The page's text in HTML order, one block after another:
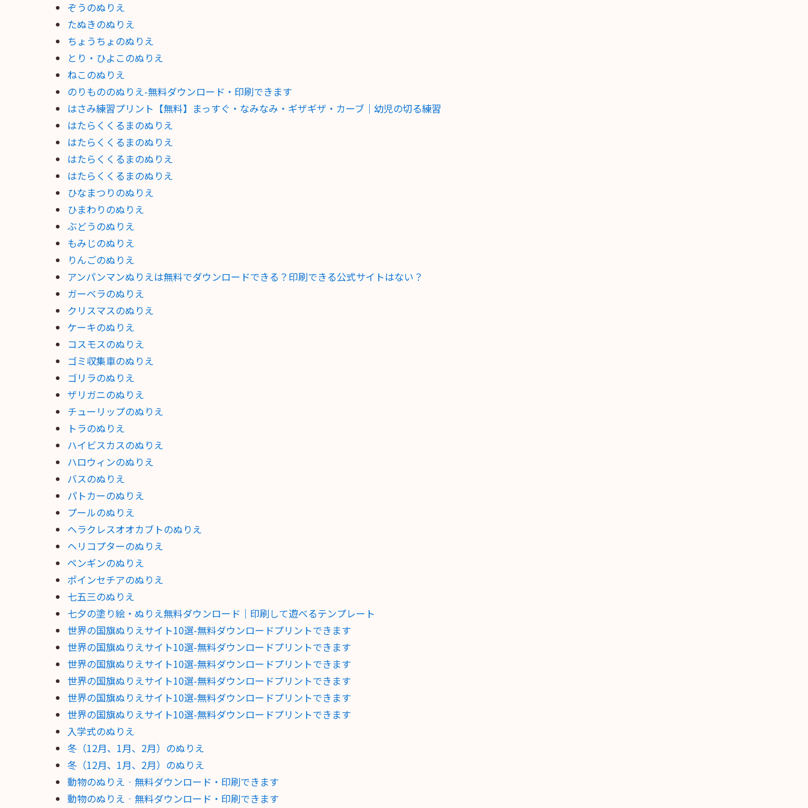
ぞうのぬりえ
たぬきのぬりえ
ちょうちょのぬりえ
とり・ひよこのぬりえ
ねこのぬりえ
のりもののぬりえ-無料ダウンロード・印刷できます
はさみ練習プリント【無料】まっすぐ・なみなみ・ギザギザ・カーブ｜幼児の切る練習
はたらくくるまのぬりえ
はたらくくるまのぬりえ
はたらくくるまのぬりえ
はたらくくるまのぬりえ
ひなまつりのぬりえ
ひまわりのぬりえ
ぶどうのぬりえ
もみじのぬりえ
りんごのぬりえ
アンパンマンぬりえは無料でダウンロードできる？印刷できる公式サイトはない？
ガーベラのぬりえ
クリスマスのぬりえ
ケーキのぬりえ
コスモスのぬりえ
ゴミ収集車のぬりえ
ゴリラのぬりえ
ザリガニのぬりえ
チューリップのぬりえ
トラのぬりえ
ハイビスカスのぬりえ
ハロウィンのぬりえ
バスのぬりえ
パトカーのぬりえ
プールのぬりえ
ヘラクレスオオカブトのぬりえ
ヘリコプターのぬりえ
ペンギンのぬりえ
ポインセチアのぬりえ
七五三のぬりえ
七夕の塗り絵・ぬりえ無料ダウンロード｜印刷して遊べるテンプレート
世界の国旗ぬりえサイト10選-無料ダウンロードプリントできます
世界の国旗ぬりえサイト10選-無料ダウンロードプリントできます
世界の国旗ぬりえサイト10選-無料ダウンロードプリントできます
世界の国旗ぬりえサイト10選-無料ダウンロードプリントできます
世界の国旗ぬりえサイト10選-無料ダウンロードプリントできます
世界の国旗ぬりえサイト10選-無料ダウンロードプリントできます
入学式のぬりえ
冬（12月、1月、2月）のぬりえ
冬（12月、1月、2月）のぬりえ
動物のぬりえ‐無料ダウンロード・印刷できます
動物のぬりえ‐無料ダウンロード・印刷できます